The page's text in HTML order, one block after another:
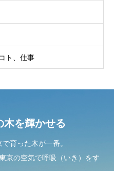
ト、仕事
木を輝かせる
育った木が一番。
京の空気で呼吸（いき）をす